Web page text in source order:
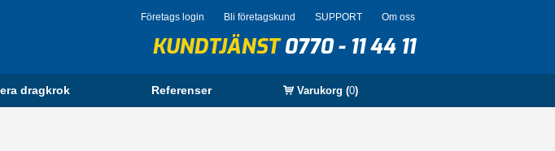
Företags login Bli företagskund SUPPORT Om oss
KUNDTJÄNST0770 - 11 44 11
dragkrok Referenser Varukorg (0)